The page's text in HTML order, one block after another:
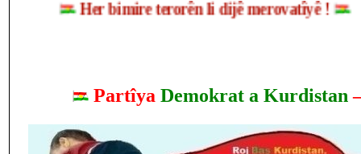
Her bimire terorên li dijê merovatîyê !
Partîya Demokrat a Kurdistan